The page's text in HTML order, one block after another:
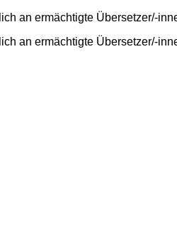
an ermächtigte Übersetzer/-
an ermächtigte Übersetzer/-